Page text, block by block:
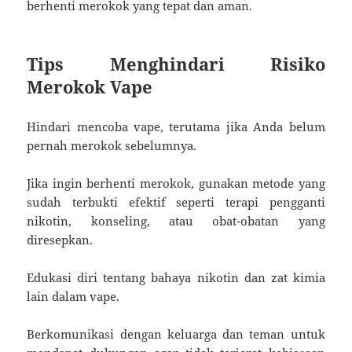
berhenti merokok yang tepat dan aman.
Tips Menghindari Risiko
Merokok Vape
Hindari mencoba vape, terutama jika Anda belum
pernah merokok sebelumnya.
Jika ingin berhenti merokok, gunakan metode yang
sudah terbukti efektif seperti terapi pengganti
nikotin, konseling, atau obat-obatan yang
diresepkan.
Edukasi diri tentang bahaya nikotin dan zat kimia
lain dalam vape.
Berkomunikasi dengan keluarga dan teman untuk